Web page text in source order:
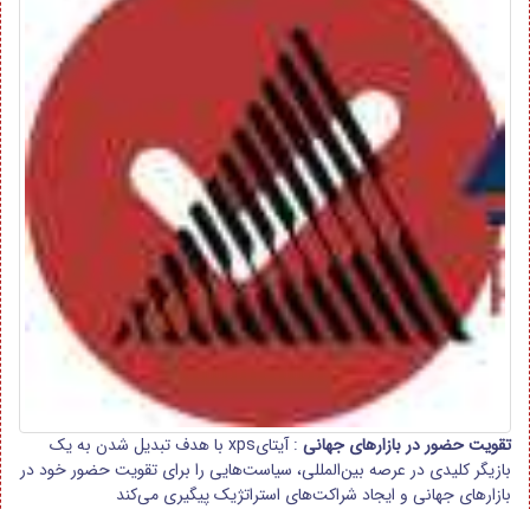
تقویت حضور در بازارهای جهانی
: آیتایxps با هدف تبدیل شدن به یک
بازیگر کلیدی در عرصه بین‌المللی، سیاست‌هایی را برای تقویت حضور خود در
بازارهای جهانی و ایجاد شراکت‌های استراتژیک پیگیری می‌کند